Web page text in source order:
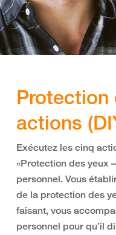
Protection
actions
Exécutez les cinq
«Protection des yeux
personnel. Vous
de la protection des
faisant, vous
personnel pour qu’il